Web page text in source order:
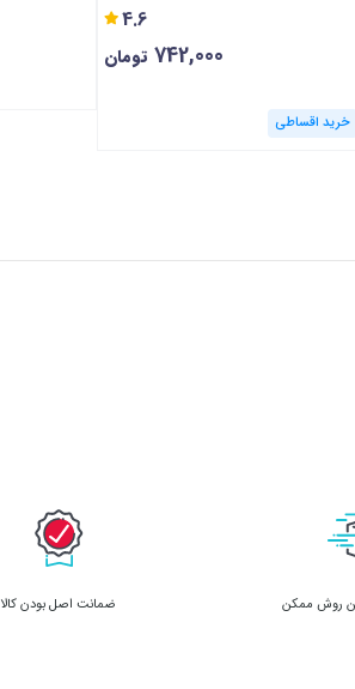
4.6
742,000 تومان
خرید اقساطی
روش ممکن ضمانت اصل بودن کالا